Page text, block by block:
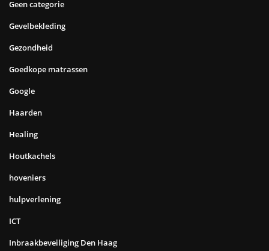
Geen categorie
Gevelbekleding
Gezondheid
Goedkope matrassen
Google
Haarden
Healing
Houtkachels
hoveniers
hulpverlening
ICT
Inbraakbeveiliging Den Haag